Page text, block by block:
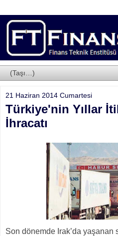
21 Haziran 2014 Cumartesi
Türkiye'nin Yıllar
İhracatı
Son dönemde Irak’da yaşanan